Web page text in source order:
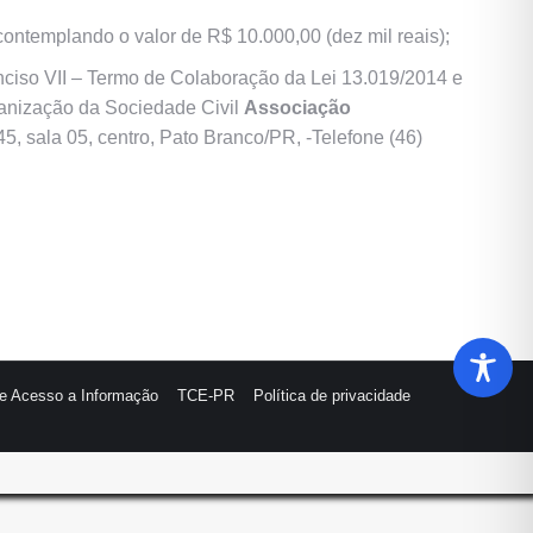
o valor de R$ 10.000,00 (dez mil reais);
VII – Termo de Colaboração da Lei 13.019/2014 e
da Sociedade Civil Associação
sala 05, centro, Pato Branco/PR, -Telefone (46)
Acesso a Informação TCE-PR
Política de privacidade